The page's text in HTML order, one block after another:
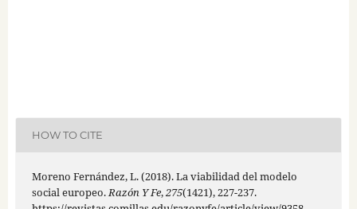
HOW TO CITE
Moreno Fernández, L. (2018). La viabilidad del modelo
social europeo.Razón Y Fe,275(1421), 227-237.